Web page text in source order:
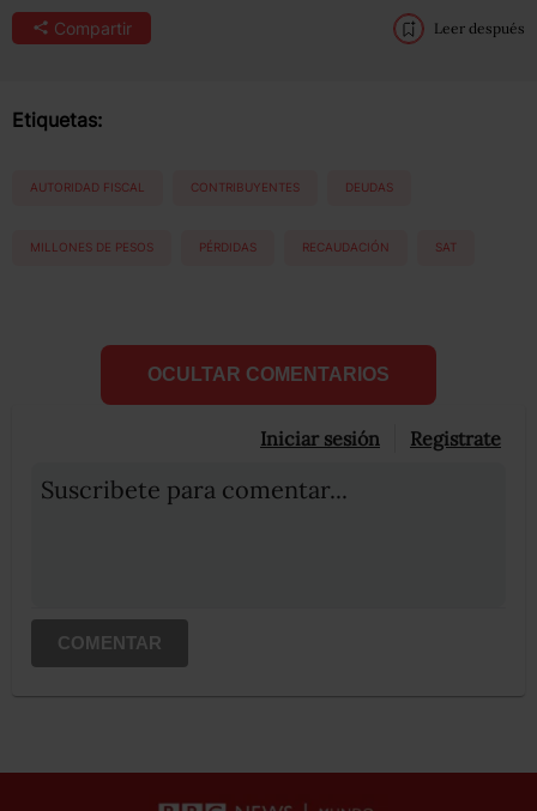
Compartir Leer después
Etiquetas:
AUTORIDAD FISCAL CONTRIBUYENTES DEUDAS
MILLONES DE PESOS PÉRDIDAS RECAUDACIÓN SAT
OCULTAR COMENTARIOS
Iniciar sesión Registrate
Suscribete para comentar...
COMENTAR